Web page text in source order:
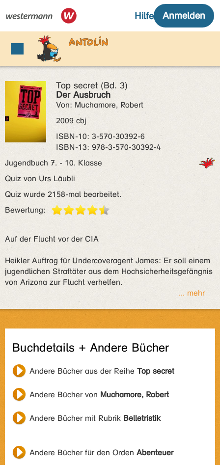
Top secret (Bd. 3)
Der Ausbruch
Von: Muchamore, Robert
2009 cbj
ISBN‑10: 3-570-30392-6
ISBN‑13: 978-3-570-30392-4
Jugendbuch 7. - 10. Klasse
Quiz von Urs Läubli
Quiz wurde 2158-mal bearbeitet.
Bewertung:
Auf der Flucht vor der CIA
Heikler Auftrag für Undercoveragent James: Er soll einem
jugendlichen Straftäter aus dem Hochsicherheitsgefängnis
von Arizona zur Flucht verhelfen.
... mehr
Buchdetails + Andere Bücher
Andere Bücher aus der Reihe Top secret
Andere Bücher von Muchamore, Robert
Andere Bücher mit Rubrik Belletristik
Andere Bücher für den Orden Abenteuer